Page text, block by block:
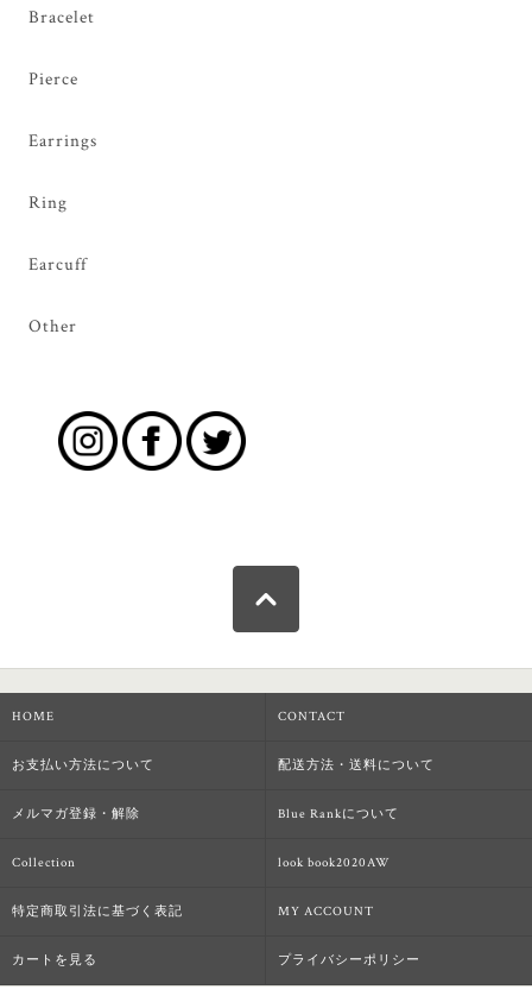
Bracelet
Pierce
Earrings
Ring
Earcuff
Other
HOME CONTACT
お支払い方法について 配送方法・送料について
メルマガ登録・解除 Blue Rankについて
Collection look book2020AW
特定商取引法に基づく表記 MY ACCOUNT
カートを見る プライバシーポリシー